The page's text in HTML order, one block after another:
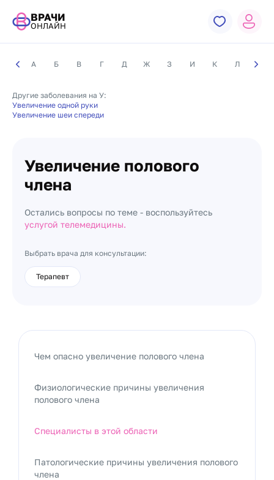
ВРАЧИ
ОНЛАЙН
А Б В Г Д Ж З И К Л М
Другие заболевания на У:
Увеличение одной руки
Увеличение шеи спереди
Увеличение полового
члена
Остались вопросы по теме - воспользуйтесь
услугой телемедицины.
Выбрать врача для консультации:
Терапевт
Чем опасно увеличение полового члена
Физиологические причины увеличения
полового члена
Специалисты в этой области
Патологические причины увеличения полового
члена